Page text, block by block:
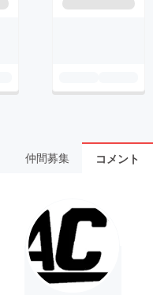
仲間募集 コメント